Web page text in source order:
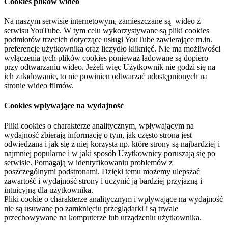
Na naszym serwisie internetowym, zamieszczane są wideo z
serwisu YouTube. W tym celu wykorzystywane są pliki cookies
podmiotów trzecich dotyczące usługi YouTube zawierające m.in.
preferencje użytkownika oraz liczydło kliknięć. Nie ma możliwości
wyłączenia tych plików cookies ponieważ ładowane są dopiero
przy odtwarzaniu wideo. Jeżeli więc Użytkownik nie godzi się na
ich załadowanie, to nie powinien odtwarzać udostępnionych na
stronie wideo filmów.
Cookies wpływające na wydajność
Pliki cookies o charakterze analitycznym, wpływającym na
wydajność zbierają informację o tym, jak często strona jest
odwiedzana i jak się z niej korzysta np. które strony są najbardziej i
najmniej popularne i w jaki sposób Użytkownicy poruszają się po
serwisie. Pomagają w identyfikowaniu problemów z
poszczególnymi podstronami. Dzięki temu możemy ulepszać
zawartość i wydajność strony i uczynić ją bardziej przyjazną i
intuicyjną dla użytkownika.
Pliki cookie o charakterze analitycznym i wpływające na wydajność
nie są usuwane po zamknięciu przeglądarki i są trwale
przechowywane na komputerze lub urządzeniu użytkownika.